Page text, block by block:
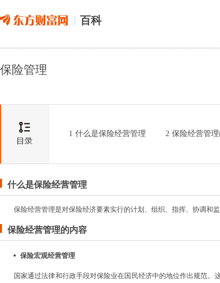
百科
保险管理
1 什么是保险经营管理 2 保险经营管
什么是保险经营管理
保险经营管理是对保险经济要素实行的计划、组织、指挥、协调和
保险经营管理的内容
保险宏观经营管理
国家通过法律和行政手段对保险业在国民经济中的地位作出规范